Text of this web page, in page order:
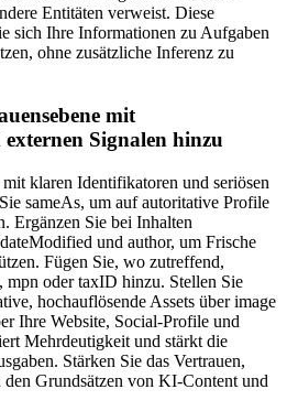
Entitäten verweist. Diese
sich Ihre Informationen zu Aufgaben
ohne zusätzliche Inferenz zu
mit
Signalen hinzu
klaren Identifikatoren und seriösen
sameAs, um auf autoritative Profile
Ergänzen Sie bei Inhalten
und author, um Frische
Fügen Sie, wo zutreffend,
oder taxID hinzu. Stellen Sie
hochauflösende Assets über image
Ihre Website, Social-Profile und
Mehrdeutigkeit und stärkt die
Stärken Sie das Vertrauen,
Grundsätzen von KI-Content und